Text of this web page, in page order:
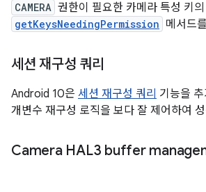
CAMERA 권한이 필요한 카메라 특성 키
getKeysNeedingPermission 메서드
세션 재구성 쿼리
Android 10은 세션 재구성 쿼리 기능을
개변수 재구성 로직을 보다 잘 제어하여
Camera HAL3 buffer